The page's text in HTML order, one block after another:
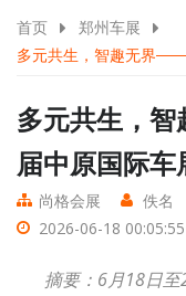
首页
郑州车展
多元共生，智趣无界
多元共生，
届中原国际车
尚格会展 佚名
2026-06-18 00:05:55
摘要：6月18日